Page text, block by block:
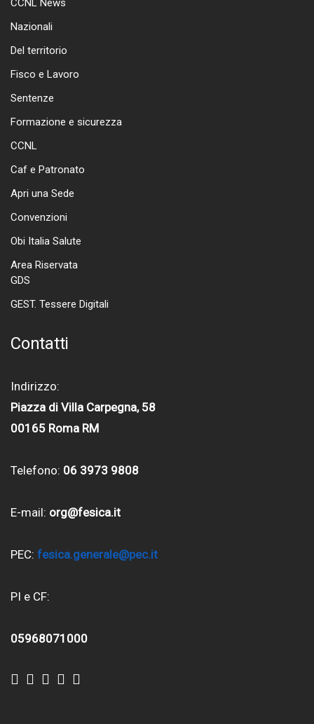
CCNL News
Nazionali
Del territorio
Fisco e Lavoro
Sentenze
Formazione e sicurezza
CCNL
Caf e Patronato
Apri una Sede
Convenzioni
Obi Italia Salute
Area Riservata
GDS
GEST. Tessere Digitali
Contatti
Indirizzo:
Piazza di Villa Carpegna, 58
00165 Roma RM
Telefono: 06 3973 9808
E-mail: org@fesica.it
PEC: fesica.generale@pec.it
PI e CF:
05968071000